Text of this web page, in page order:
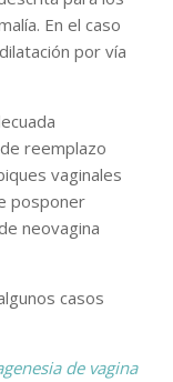
En el caso
por vía
reemplazo
vaginales
posponer
neovagina
casos
de vagina